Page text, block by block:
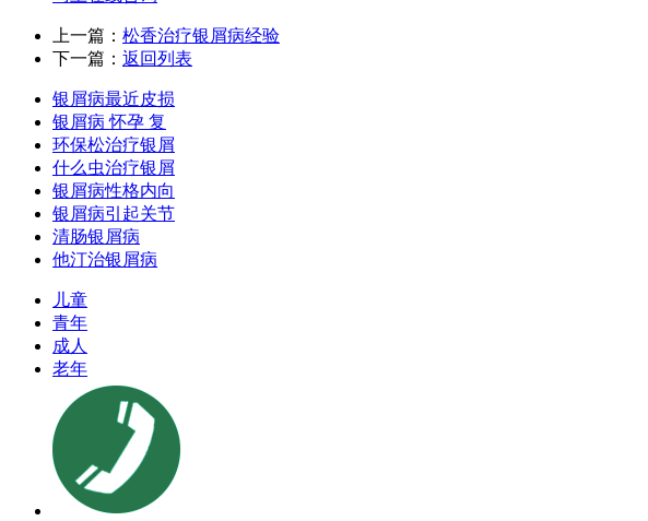
上一篇： 松香治疗银屑病经验
下一篇： 返回列表
银屑病最近皮损
银屑病 怀孕 复
环保松治疗银屑
什么虫治疗银屑
银屑病性格内向
银屑病引起关节
清肠银屑病
他汀治银屑病
儿童
青年
成人
老年